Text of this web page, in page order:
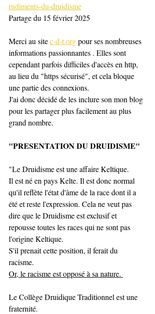
rudiments-du-druidisme
Partage du 15 février 2025
Merci au site c-d-t.org pour ses nombreuses
informations passionnantes . Elles sont
cependant parfois difficiles d'accès en http,
au lieu du "https sécurisé", et cela bloque
une partie des connexions.
J'ai donc décidé de les inclure son mon blog
pour les partager plus facilement au plus
grand nombre.
"PRESENTATION DU DRUIDISME"
"Le Druidisme est une affaire Keltique.
Il est né en pays Kelte. Il est donc normal
qu'il reflète l'état d'âme de la race dont il a
été et reste l'expression. Cela ne veut pas
dire que le Druidisme est exclusif et
repousse toutes les races qui ne sont pas
l'origine Keltique.
S'il prenait cette position, il ferait du
racisme.
Or, le racisme est opposé à sa nature.
Le Collège Druidique Traditionnel est une
fraternité.